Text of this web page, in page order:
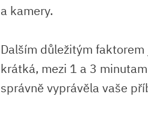
a kamery.
Dalším důležitým
krátká, mezi 1 a 3
správně vyprávěla vaše